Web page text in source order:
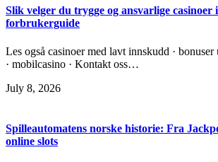
Slik velger du trygge og ansvarlige casinoer
forbrukerguide
Les også casinoer med lavt innskudd ·
· mobilcasino · Kontakt oss…
July 8, 2026
Spilleautomatens norske historie: Fra
online slots